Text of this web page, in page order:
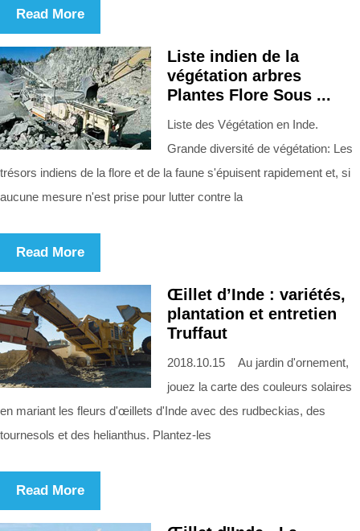
Read More
Liste indien de la
végétation arbres
Plantes Flore Sous ...
Liste des Végétation en Inde.
Grande diversité de végétation: Les
trésors indiens de la flore et de la faune s'épuisent rapidement et, si
aucune mesure n'est prise pour lutter contre la
Read More
Œillet d’Inde : variétés,
plantation et entretien
Truffaut
2018.10.15 Au jardin d'ornement,
jouez la carte des couleurs solaires
en mariant les fleurs d'œillets d'Inde avec des rudbeckias, des
tournesols et des helianthus. Plantez-les
Read More